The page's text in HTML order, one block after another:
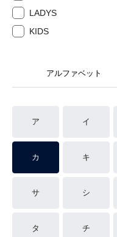
LADYS
KIDS
アルファベット
ア イ
カ キ
サ シ
タ チ